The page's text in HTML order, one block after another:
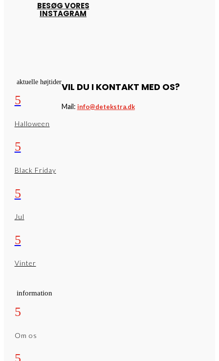
BESØG VORES
INSTAGRAM
aktuelle højtider
5
Halloween
5
Black Friday
5
Jul
5
Vinter
information
5
Om os
VIL DU I KONTAKT MED OS?
Mail: info@detekstra.dk